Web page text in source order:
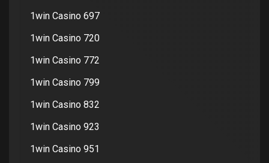
1win Casino 697
1win Casino 720
1win Casino 772
1win Casino 799
1win Casino 832
1win Casino 923
1win Casino 951